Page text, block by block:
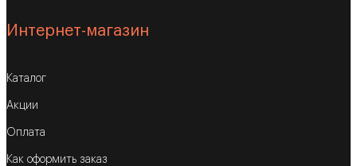
Интернет-магазин
Каталог
Акции
Оплата
Как оформить заказ